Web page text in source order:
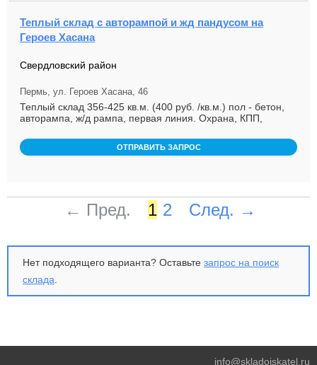
Теплый склад с авторампой и жд пандусом на
Героев Хасана
Свердловский район
Пермь, ул. Героев Хасана, 46
Теплый склад 356-425 кв.м. (400 руб. /кв.м.) пол - бетон,
авторампа, ж/д рампа, первая линия. Охрана, КПП,
ОТПРАВИТЬ ЗАПРОС
← Пред. 1 2 След. →
Нет подходящего варианта? Оставьте запрос на поиск
склада
info@skladoiskatel.ru